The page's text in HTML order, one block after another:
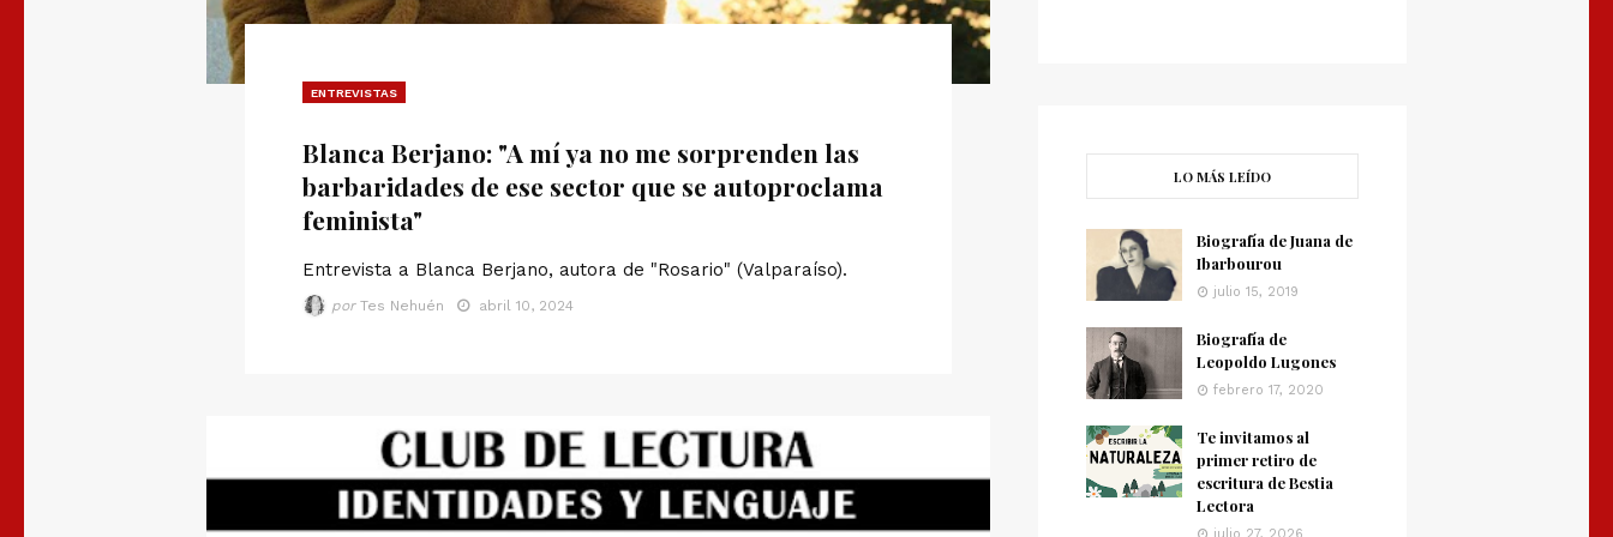
ENTREVISTAS
Blanca Berjano: "A mí ya no me sorprenden las
barbaridades de ese sector que se autoproclama
feminista"
Entrevista a Blanca Berjano, autora de "Rosario" (Valparaíso).
por Tes Nehuén abril 10, 2024
LO MÁS LEÍDO
Biografía de Juana de
Ibarbourou
julio 15, 2019
Biografía de
Leopoldo Lugones
febrero 17, 2020
Te invitamos al
primer retiro de
escritura de Bestia
Lectora
julio 27, 2026